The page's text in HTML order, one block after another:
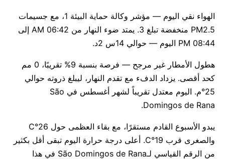
الهواء نقي اليوم — مؤشر وكالة حماية البيئة 1، مع جسيمات
PM2.5 منخفضة تبلغ 3. يمتد ضوء النهار من 06:42 AM إلى
08:44 PM اليوم — حوالي 14س 2د.
هطول الأمطار غير مرجح — فرصة بنسبة 9% تقريبًا، 0 مم
كحد أقصى. يزداد الدفء مع تقدم النهار، ليبلغ ذروته حوالي
25°م. اليوم معتدل تقريباً لشهر أغسطس في São
Domingos de Rana.
يبدو الأسبوع القادم مستقرًا، مع بقاء العظمى حول 26°C
والصغرى قرب 19°C. أعلى درجة حرارة اليوم تبقى أقل بكثير
من الرقم القياسي لـSão Domingos de Rana في هذا